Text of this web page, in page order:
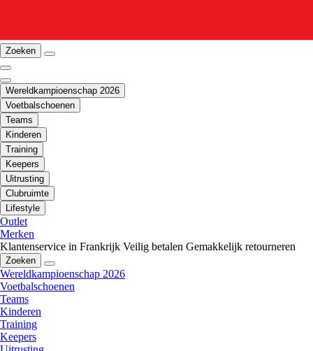
Zoeken
Wereldkampioenschap 2026
Voetbalschoenen
Teams
Kinderen
Training
Keepers
Uitrusting
Clubruimte
Lifestyle
Outlet
Merken
Klantenservice in Frankrijk Veilig betalen Gemakkelijk retourneren
Zoeken
Wereldkampioenschap 2026
Voetbalschoenen
Teams
Kinderen
Training
Keepers